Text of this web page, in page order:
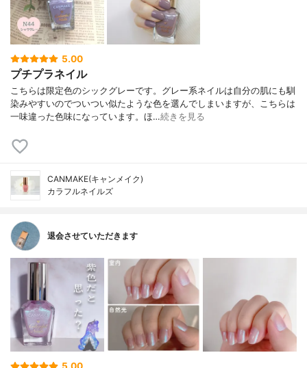
5.00
プチプラネイル
こちらは限定色のシックグレーです。グレー系ネイルは自分の肌にも馴
染みやすいのでついつい似たような色を選んでしまいますが、こちらは
一味違った色味になっています。ほ…続きを見る
CANMAKE(キャンメイク)
カラフルネイルズ
退会させていただきます